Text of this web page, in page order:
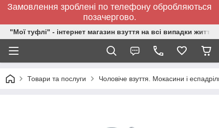
Замовлення зроблені по телефону обробляються
позачергово.
"Мої туфлі" - інтернет магазин взуття на всі випадки життя.
Товари та послуги Чоловіче взуття. Мокасини і